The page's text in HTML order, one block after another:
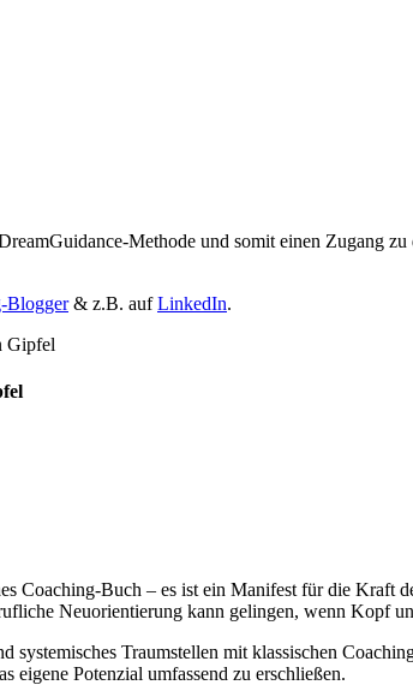
Methode und somit einen Zugang
Blogger& z.B. aufLinkedIn.
Coaching-Buch – es ist ein Manifest für die Kraft
Neuorientierung kann gelingen, wenn Kopf
Traumstellen mit klassischen
Potenzial umfassend zu erschließen.